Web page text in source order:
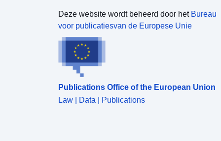
Deze website wordt beheerd door het Bureau
voor publicatiesvan de Europese Unie
Publications Office of the European Union
Law | Data | Publications